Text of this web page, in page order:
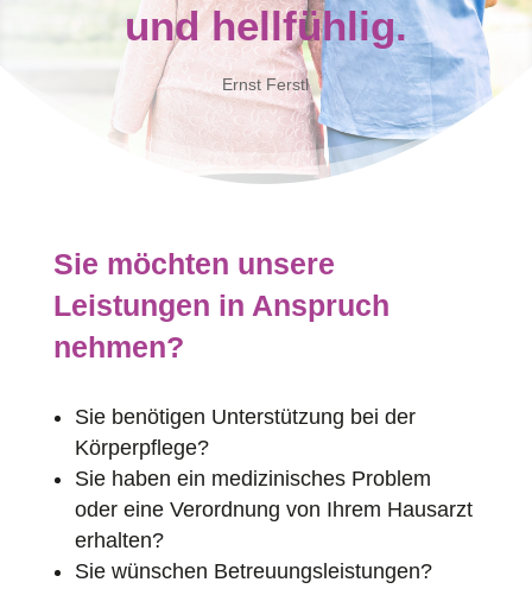
und hellfühlig.
Ernst Ferstl
Sie möchten unsere
Leistungen in Anspruch
nehmen?
Sie benötigen Unterstützung bei der
Körperpflege?
Sie haben ein medizinisches Problem
oder eine Verordnung von Ihrem Hausarzt
erhalten?
Sie wünschen Betreuungsleistungen?